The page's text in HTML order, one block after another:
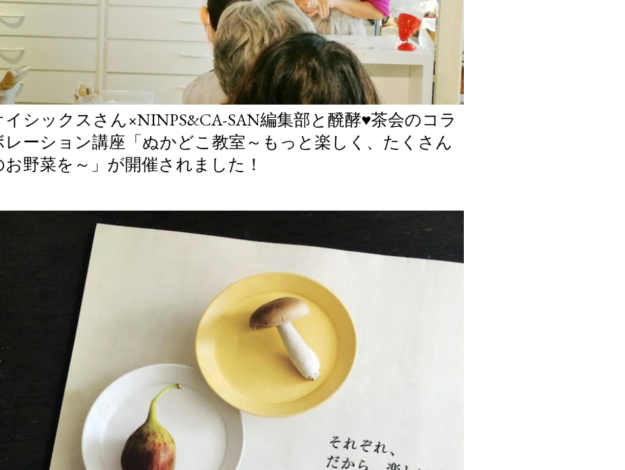
イシックスさん×NINPS&CA-SAN編集部と醗酵♥茶会のコラ
レーション講座「ぬかどこ教室～もっと楽しく、たくさん
お野菜を～」が開催されました！